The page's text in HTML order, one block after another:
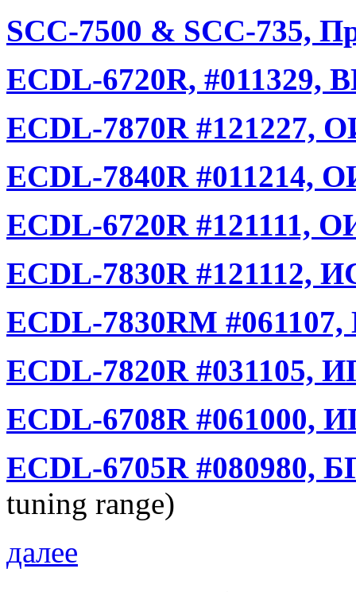
SCC-7500 & SCC-735,
ECDL-6720R, #011329,
ECDL-7870R #121227,
ECDL-7840R #011214,
ECDL-6720R #121111,
ECDL-7830R #121112,
ECDL-7830RM
ECDL-7820R #031105,
ECDL-6708R #061000,
ECDL-6705R #080980,
tuning range)
далее